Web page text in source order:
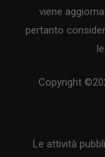
viene
pertanto
Copyright
Le attività